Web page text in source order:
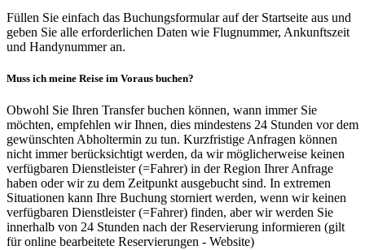
Füllen Sie einfach das Buchungsformular auf der Startseite aus und
geben Sie alle erforderlichen Daten wie Flugnummer, Ankunftszeit
und Handynummer an.
Muss ich meine Reise im Voraus buchen?
Obwohl Sie Ihren Transfer buchen können, wann immer Sie
möchten, empfehlen wir Ihnen, dies mindestens 24 Stunden vor dem
gewünschten Abholtermin zu tun. Kurzfristige Anfragen können
nicht immer berücksichtigt werden, da wir möglicherweise keinen
verfügbaren Dienstleister (=Fahrer) in der Region Ihrer Anfrage
haben oder wir zu dem Zeitpunkt ausgebucht sind. In extremen
Situationen kann Ihre Buchung storniert werden, wenn wir keinen
verfügbaren Dienstleister (=Fahrer) finden, aber wir werden Sie
innerhalb von 24 Stunden nach der Reservierung informieren (gilt
für online bearbeitete Reservierungen - Website)